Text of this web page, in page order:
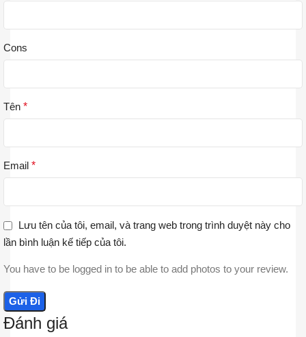
Đánh giá
Cons
Tên *
Email *
Lưu tên của tôi, email, và trang web trong trình duyệt này cho
lần bình luận kế tiếp của tôi.
You have to be logged in to be able to add photos to your review.